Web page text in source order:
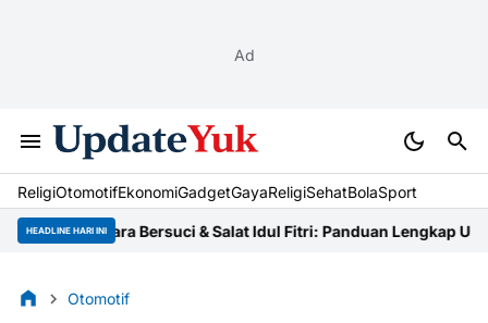
Ad
ReligiOtomotifEkonomiGadgetGayaReligiSehatBolaSport
HEADLINE HARI INI
Tata Cara Bersuci & Salat Idul Fitri: Panduan Lengkap UstazNiat
Otomotif